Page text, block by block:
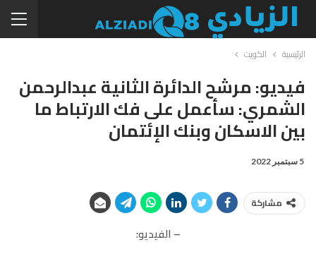
الرئيسية الكويت
فيديو: مرشح الدائرة الثانية عبدالرحمن
الشمري: سأعمل على فك الارتباط ما
بين الاسكان وبنك الإئتمان
5 سبتمبر 2022
مشاركة
– الفيديو: